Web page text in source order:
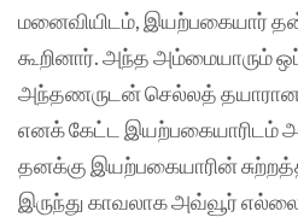
மனைவியிடம், இயற்பகையார்
கூறினார். அந்த அம்மையாரும்
அந்தணருடன் செல்லத்
எனக் கேட்ட இயற்பகையாரிடம்
தனக்கு இயற்பகையாரின்
இருந்து காவலாக அவ்வூர்